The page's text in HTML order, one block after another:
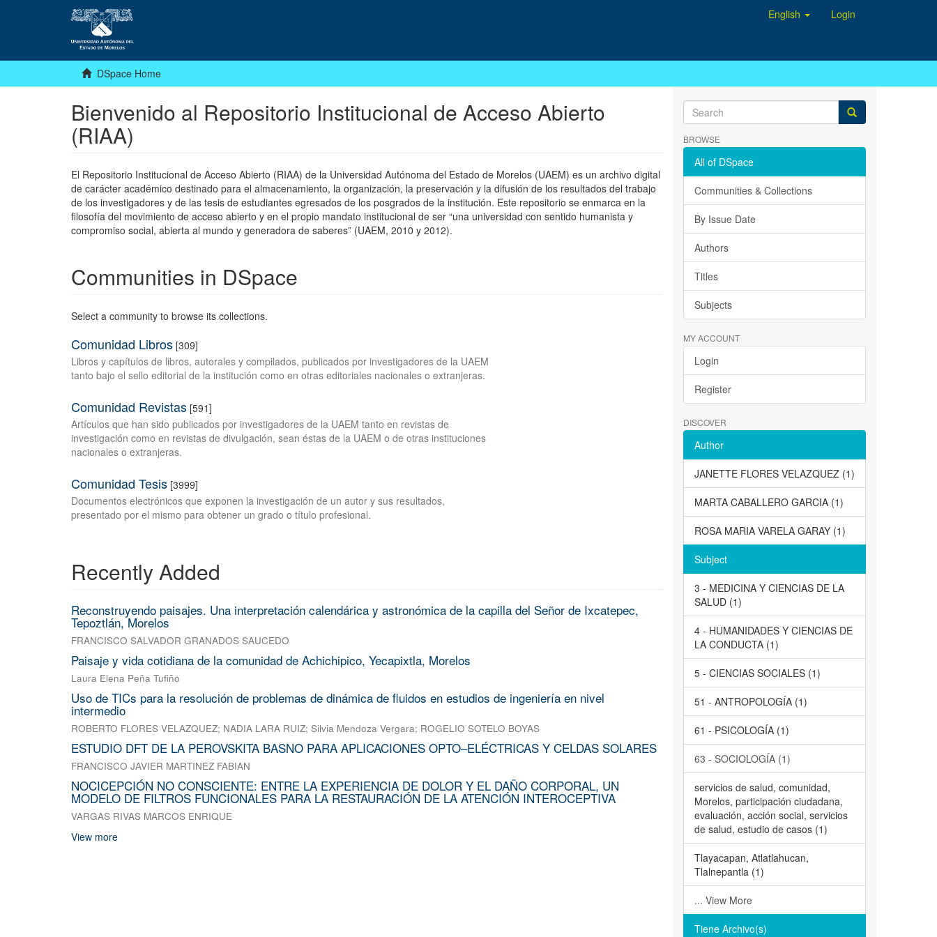
English Login
DSpace Home
Bienvenido al Repositorio Institucional de Acceso Abierto
(RIAA)
El Repositorio Institucional de Acceso Abierto (RIAA) de la Universidad Autónoma del Estado de Morelos (UAEM) es un archivo digital
de carácter académico destinado para el almacenamiento, la organización, la preservación y la difusión de los resultados del trabajo
de los investigadores y de las tesis de estudiantes egresados de los posgrados de la institución. Este repositorio se enmarca en la
filosofía del movimiento de acceso abierto y en el propio mandato institucional de ser “una universidad con sentido humanista y
compromiso social, abierta al mundo y generadora de saberes” (UAEM, 2010 y 2012).
Communities in DSpace
Select a community to browse its collections.
Comunidad Libros [309]
Libros y capítulos de libros, autorales y compilados, publicados por investigadores de la UAEM
tanto bajo el sello editorial de la institución como en otras editoriales nacionales o extranjeras.
Comunidad Revistas [591]
Artículos que han sido publicados por investigadores de la UAEM tanto en revistas de
investigación como en revistas de divulgación, sean éstas de la UAEM o de otras instituciones
nacionales o extranjeras.
Comunidad Tesis [3999]
Documentos electrónicos que exponen la investigación de un autor y sus resultados,
presentado por el mismo para obtener un grado o título profesional.
Recently Added
Reconstruyendo paisajes. Una interpretación calendárica y astronómica de la capilla del Señor de Ixcatepec,
Tepoztlán, Morelos
FRANCISCO SALVADOR GRANADOS SAUCEDO
Paisaje y vida cotidiana de la comunidad de Achichipico, Yecapixtla, Morelos
Laura Elena Peña Tufiño
Uso de TICs para la resolución de problemas de dinámica de fluidos en estudios de ingeniería en nivel
intermedio
ROBERTO FLORES VELAZQUEZ; NADIA LARA RUIZ; Silvia Mendoza Vergara; ROGELIO SOTELO BOYAS
ESTUDIO DFT DE LA PEROVSKITA BASNO PARA APLICACIONES OPTO–ELÉCTRICAS Y CELDAS SOLARES
FRANCISCO JAVIER MARTINEZ FABIAN
NOCICEPCIÓN NO CONSCIENTE: ENTRE LA EXPERIENCIA DE DOLOR Y EL DAÑO CORPORAL, UN
MODELO DE FILTROS FUNCIONALES PARA LA RESTAURACIÓN DE LA ATENCIÓN INTEROCEPTIVA
VARGAS RIVAS MARCOS ENRIQUE
View more
BROWSE
All of DSpace
Communities & Collections
By Issue Date
Authors
Titles
Subjects
MY ACCOUNT
Login
Register
DISCOVER
Author
JANETTE FLORES VELAZQUEZ (1)
MARTA CABALLERO GARCIA (1)
ROSA MARIA VARELA GARAY (1)
Subject
3 - MEDICINA Y CIENCIAS DE LA
SALUD (1)
4 - HUMANIDADES Y CIENCIAS DE
LA CONDUCTA (1)
5 - CIENCIAS SOCIALES (1)
51 - ANTROPOLOGÍA (1)
61 - PSICOLOGÍA (1)
63 - SOCIOLOGÍA (1)
servicios de salud, comunidad,
Morelos, participación ciudadana,
evaluación, acción social, servicios
de salud, estudio de casos (1)
Tlayacapan, Atlatlahucan,
Tlalnepantla (1)
... View More
Tiene Archivo(s)